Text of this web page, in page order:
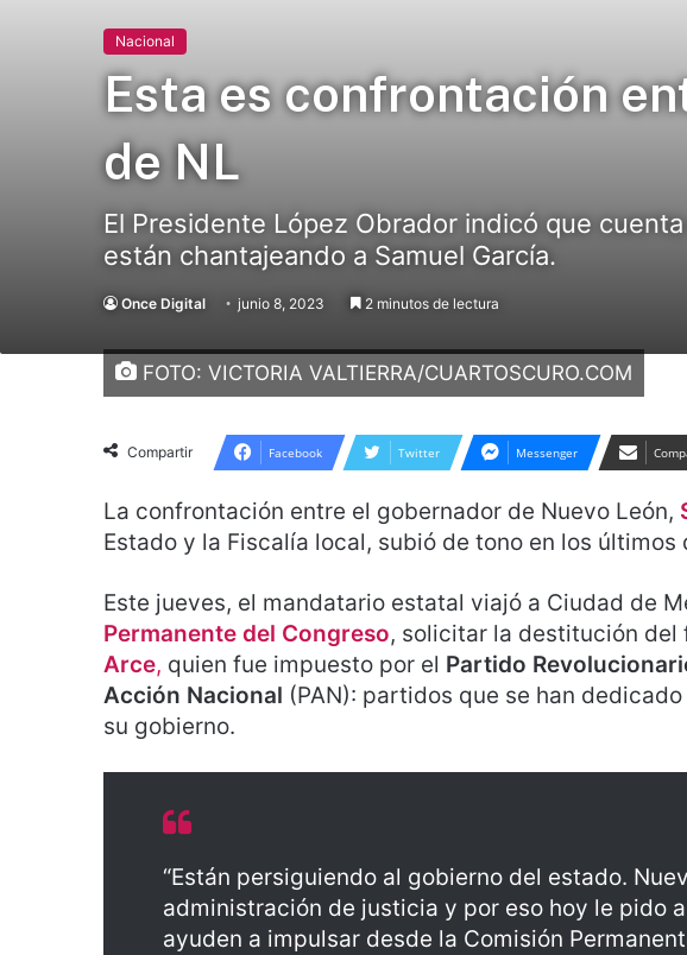
Nacional
Esta es confrontación
de NL
El Presidente López Obrador indicó que
están chantajeando a Samuel García.
Once Digital junio 8, 2023 2 minutos de lectura
FOTO: VICTORIA VALTIERRA/CUARTOSCURO.COM
Compartir Facebook Twitter Messenger
La confrontación entre el gobernador de Nuevo León,
Estado y la Fiscalía local, subió de tono en los últimos
Este jueves, el mandatario estatal viajó a Ciudad de
Permanente del Congreso, solicitar la destitución del
Arce, quien fue impuesto por el Partido
Acción Nacional (PAN): partidos que se han
su gobierno.
“Están persiguiendo al gobierno del estado.
administración de justicia y por eso hoy le pido
ayuden a impulsar desde la Comisión